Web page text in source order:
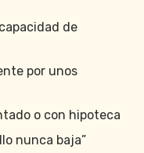
de
por unos
o con hipoteca
nunca baja”